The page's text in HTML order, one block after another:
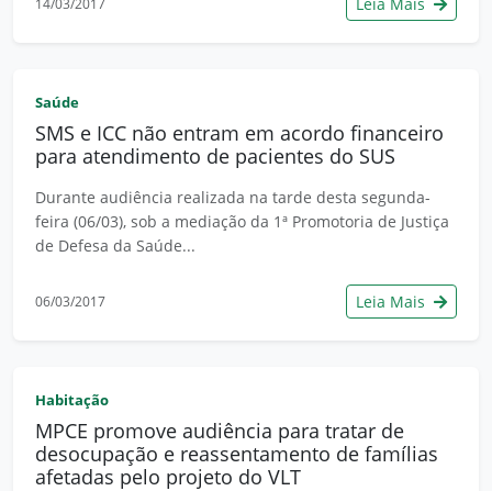
Saúde
SMS e ICC não entram em acordo financeiro
para atendimento de pacientes do SUS
Durante audiência realizada na tarde desta segunda-
feira (06/03), sob a mediação da 1ª Promotoria de Justiça
de Defesa da Saúde...
06/03/2017 Leia Mais
Habitação
MPCE promove audiência para tratar de
desocupação e reassentamento de famílias
afetadas pelo projeto do VLT